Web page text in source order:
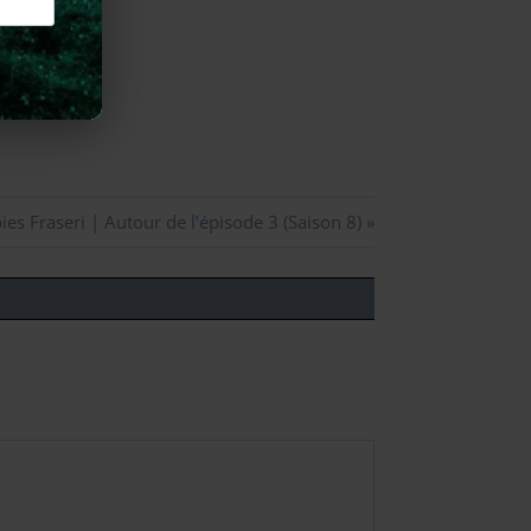
Fraseri | Autour de l’épisode 3 (Saison 8)